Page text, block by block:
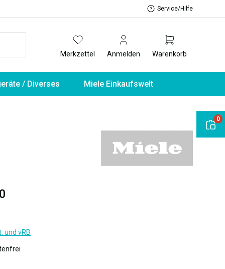
Service/Hilfe
Merkzettel Anmelden Warenkorb
/ Diverses Miele Einkaufswelt
und vRB
0